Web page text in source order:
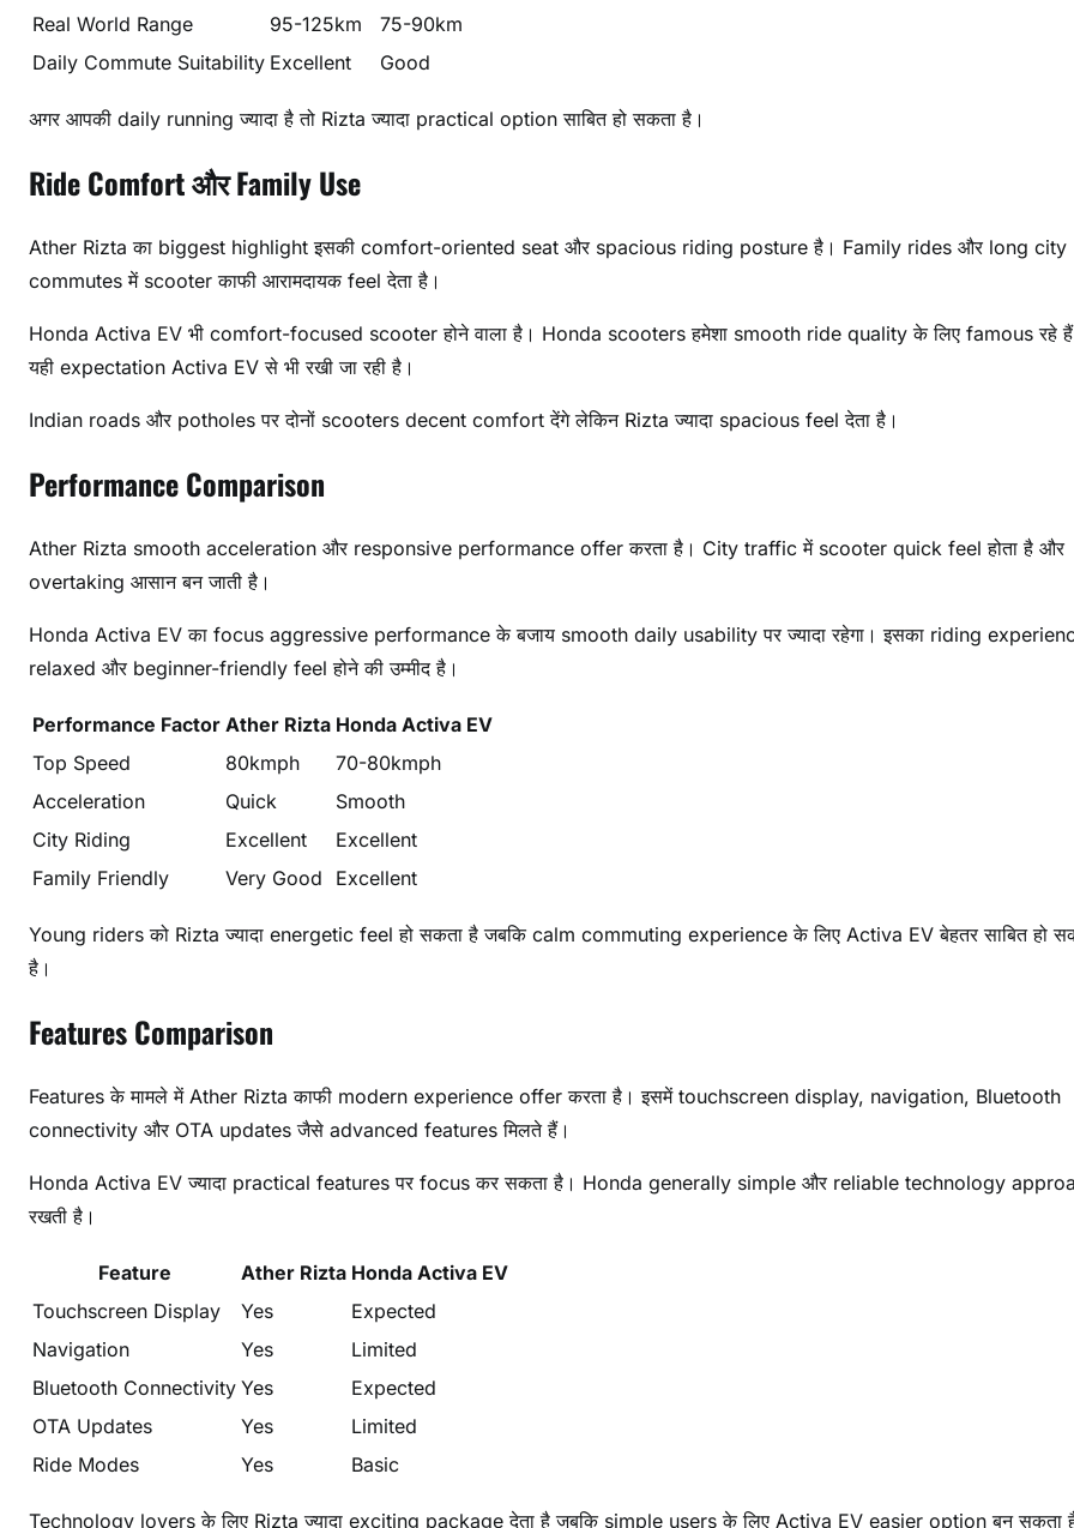
Real World Range
95-125km
75-90km
Daily Commute Suitability Excellent Good
अगर आपकी daily running ज्यादा है तो Rizta ज्यादा practical option साबित हो सकता है।
Ride Comfort और Family Use
Ather Rizta का biggest highlight इसकी comfort-oriented seat और spacious riding posture है। Family rides और long city
commutes में scooter काफी आरामदायक feel देता है।
Honda Activa EV भी comfort-focused scooter होने वाला है। Honda scooters हमेशा smooth ride quality के लिए famous रहे
यही expectation Activa EV से भी रखी जा रही है।
Indian roads और potholes पर दोनों scooters decent comfort देंगे लेकिन Rizta ज्यादा spacious feel देता है।
Performance Comparison
Ather Rizta smooth acceleration और responsive performance offer करता है। City traffic में scooter quick feel होता है और
overtaking आसान बन जाती है।
Honda Activa EV का focus aggressive performance के बजाय smooth daily usability पर ज्यादा रहेगा। इसका riding
relaxed और beginner-friendly feel होने की उम्मीद है।
Performance Factor Ather Rizta Honda Activa EV
Top Speed
80kmph
70-80kmph
Acceleration
Quick
Smooth
City Riding
Excellent
Excellent
Family Friendly
Very Good Excellent
Young riders को Rizta ज्यादा energetic feel हो सकता है जबकि calm commuting experience के लिए Activa EV बेहतर साबित हो
है।
Features Comparison
Features के मामले में Ather Rizta काफी modern experience offer करता है। इसमें touchscreen display, navigation, Bluetooth
connectivity और OTA updates जैसे advanced features मिलते हैं।
Honda Activa EV ज्यादा practical features पर focus कर सकता है। Honda generally simple और reliable technology
रखती है।
Feature Ather Rizta Honda Activa EV
Touchscreen Display
Yes
Expected
Navigation
Yes
Limited
Bluetooth Connectivity Yes
Expected
OTA Updates
Yes
Limited
Ride Modes
Yes Basic
Technology lovers के लिए Rizta ज्यादा exciting package देता है जबकि simple users के लिए Activa EV easier option बन सकता